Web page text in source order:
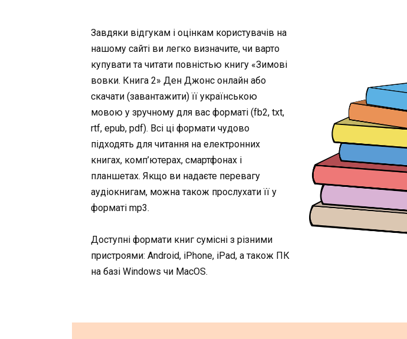
Завдяки відгукам і оцінкам користувачів на
нашому сайті ви легко визначите, чи варто
купувати та читати повністью книгу «Зимові
вовки. Книга 2» Ден Джонс онлайн або
скачати (завантажити) її українською
мовою у зручному для вас форматі (fb2, txt,
rtf, epub, pdf). Всі ці формати чудово
підходять для читання на електронних
книгах, комп’ютерах, смартфонах і
планшетах. Якщо ви надаєте перевагу
аудіокнигам, можна також прослухати її у
форматі mp3.
Доступні формати книг сумісні з різними
пристроями: Android, iPhone, iPad, а також ПК
на базі Windows чи MacOS.